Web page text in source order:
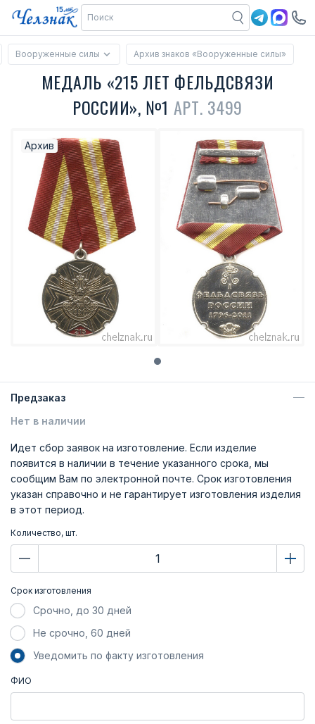
Вооруженные силы Архив знаков «Вооруженные силы»
МЕДАЛЬ «215 ЛЕТ ФЕЛЬДСВЯЗИ
РОССИИ», №1 АРТ. 3499
Архив
Предзаказ
Нет в наличии
Идет сбор заявок на изготовление. Если изделие
появится в наличии в течение указанного срока, мы
сообщим Вам по электронной почте. Срок изготовления
указан справочно и не гарантирует изготовления изделия
в этот период.
Количество, шт.
Срок изготовления
Срочно, до 30 дней
Не срочно, 60 дней
Уведомить по факту изготовления
ФИО